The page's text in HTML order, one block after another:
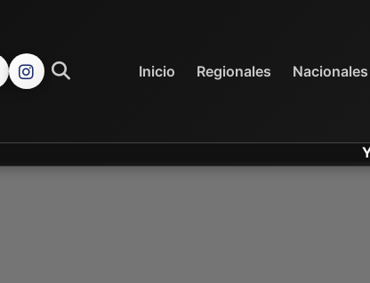
Inicio Regionales Nacionales